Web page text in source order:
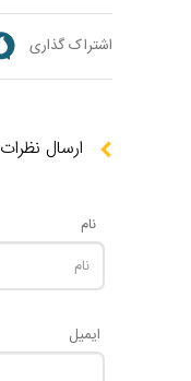
اشتراک گذاری
ارسال نظرات
نام
ایمیل